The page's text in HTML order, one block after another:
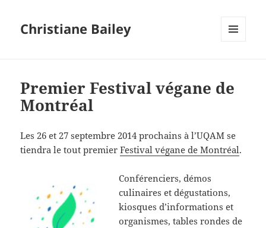
Christiane Bailey
Premier Festival végane de
Montréal
Les 26 et 27 septembre 2014 prochains à l’UQAM se
tiendra le tout premierFestival végane de Montréal.
Conférenciers, démos
culinaires et dégustations,
kiosques d’informations et
organismes, tables rondes de